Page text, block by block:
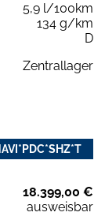
5,9 l/100km
134 g/km
D
Zentrallager
18.399,00 €
ausweisbar